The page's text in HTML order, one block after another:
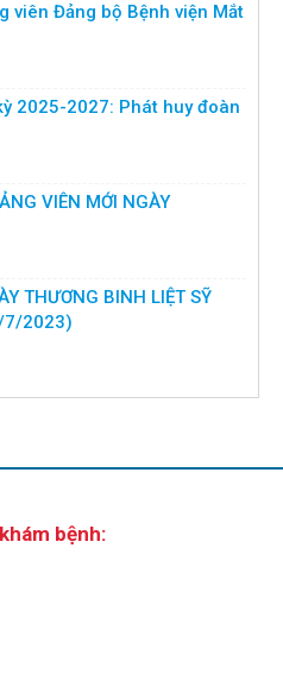
viên Đảng bộ Bệnh viện Mắt
2025-2027: Phát huy đoàn
VIÊN MỚI NGÀY
THƯƠNG BINH LIỆT SỸ
7/2023)
bệnh: